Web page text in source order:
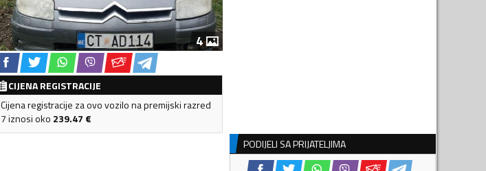
4
CIJENA REGISTRACIJE
Cijena registracije za ovo vozilo na premijski razred
7 iznosi oko 239.47 €
PODIJELI SA PRIJATELJIMA